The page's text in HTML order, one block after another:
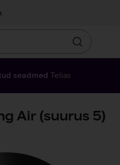
Otsin
seadmed Telias
Air (suurus 5)